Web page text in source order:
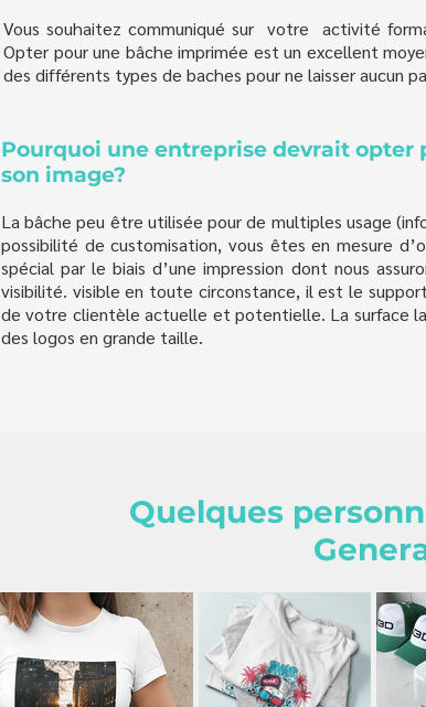
Vous souhaitez communiqué sur votre activité
Opter pour une bâche imprimée est un excellent
des différents types de baches pour ne laisser aucun
Pourquoi une entreprise devrait
son image?
La bâche peu être utilisée pour de multiples usage
possibilité de customisation, vous êtes en mesure
spécial par le biais d’une impression dont nous
visibilité. visible en toute circonstance, il est le
de votre clientèle actuelle et potentielle. La surface
des logos en grande taille.
Quelques